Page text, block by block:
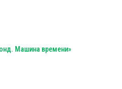
Машина времени»